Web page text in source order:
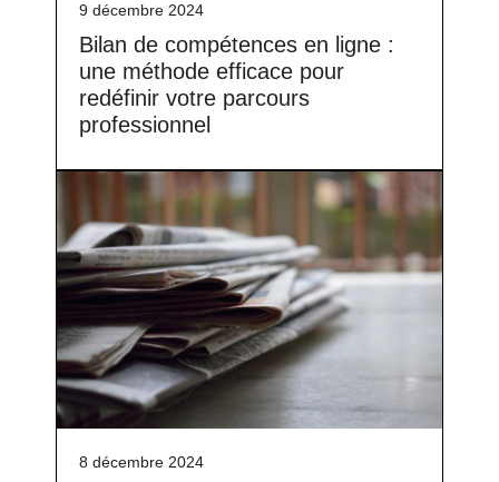
9 décembre 2024
Bilan de compétences en ligne :
une méthode efficace pour
redéfinir votre parcours
professionnel
8 décembre 2024